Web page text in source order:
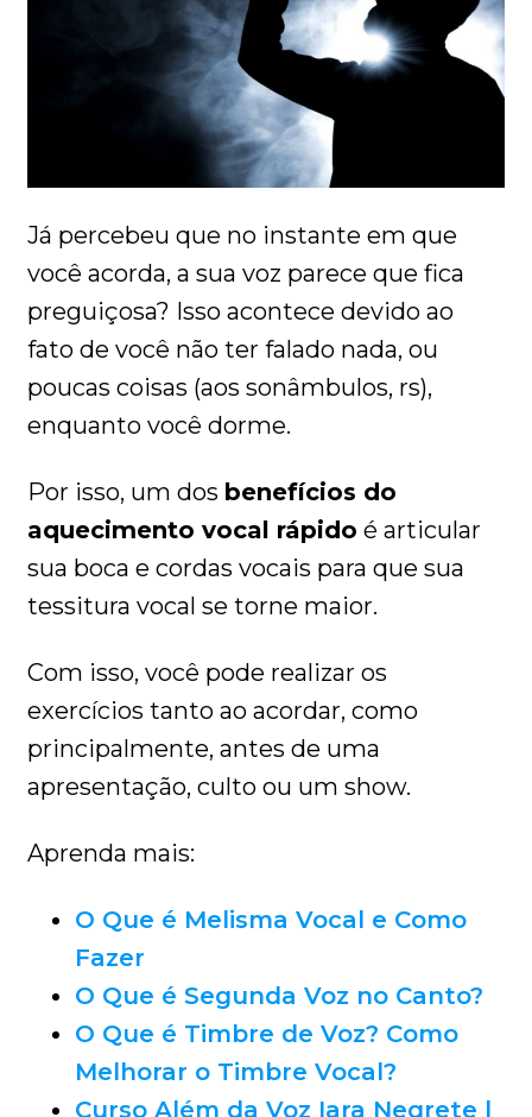
Já percebeu que no instante em que
você acorda, a sua voz parece que fica
preguiçosa? Isso acontece devido ao
fato de você não ter falado nada, ou
poucas coisas (aos sonâmbulos, rs),
enquanto você dorme.
Por isso, um dos benefícios do
aquecimento vocal rápido é articular
sua boca e cordas vocais para que sua
tessitura vocal se torne maior.
Com isso, você pode realizar os
exercícios tanto ao acordar, como
principalmente, antes de uma
apresentação, culto ou um show.
Aprenda mais:
O Que é Melisma Vocal e Como
Fazer
O Que é Segunda Voz no Canto?
O Que é Timbre de Voz? Como
Melhorar o Timbre Vocal?
Curso Além da Voz Iara Negrete |